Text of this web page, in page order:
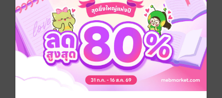
25Hours , Apartment Khunpa , ETC , Sqweez Animal ,
Armchair , Slur , Hum , The Richman Toy, La-Ong
Fong , Greasy Cafe , Musketeer , Better Weather ,
Sofa , Mild , Singular และอีกมากมาย
ประเภทไฟล์ pdf
14 พฤศจิกายน 2558